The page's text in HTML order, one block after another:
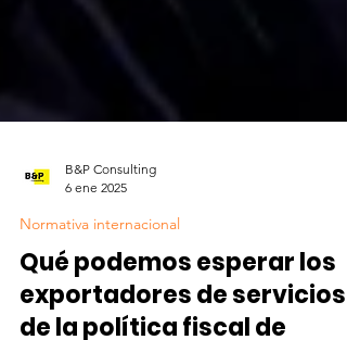
B&P Consulting
6 ene 2025
Normativa internacional